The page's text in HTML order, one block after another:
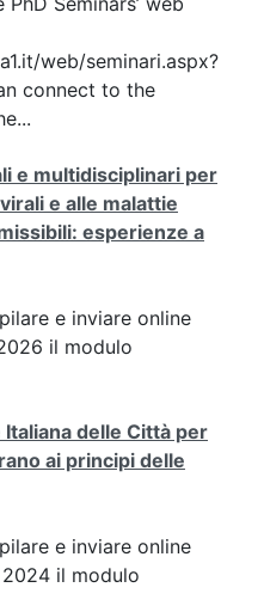
web/seminari.aspx?
connect to the
e multidisciplinari per
e alle malattie
esperienze a
e inviare online
il modulo
delle Città per
ai principi delle
e inviare online
2024 il modulo